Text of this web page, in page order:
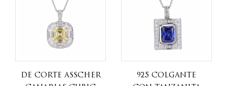
De Corte Asscher
925 Colgante